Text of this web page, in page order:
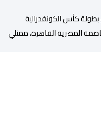
كأس الكونفدرالية
المصرية القاهرة، ممثلي